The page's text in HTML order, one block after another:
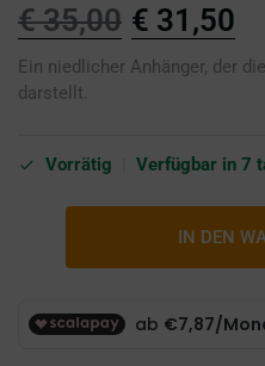
€35,00 € 31,50
Ein niedlicher Anhänger, der
darstellt.
Vorrätig Verfügbar in 7
IN DEN